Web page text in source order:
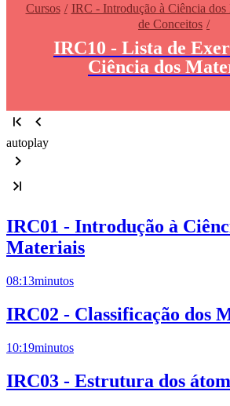
Cursos
IRC - Introdução à Ciência dos
de Conceitos
IRC10 - Lista de
Ciência dos
autoplay
IRC01 - Introdução à
Materiais
08:13minutos
IRC02 - Classificação dos
10:19minutos
IRC03 - Estrutura dos